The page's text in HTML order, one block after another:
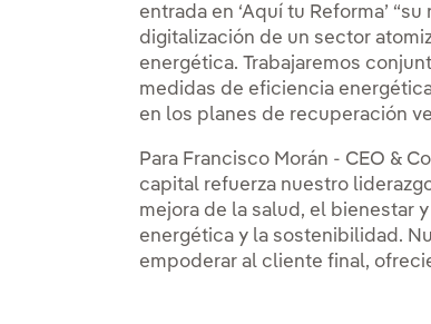
entrada en ‘Aquí tu Reforma’
digitalización de un sector
energética. Trabajaremos
medidas de eficiencia
en los planes de recuperación
Para Francisco Morán - CEO &
capital refuerza nuestro
mejora de la salud, el bienestar
energética y la sostenibilidad.
empoderar al cliente final,